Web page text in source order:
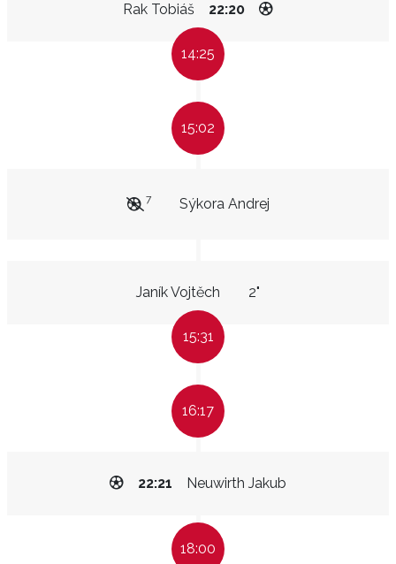
Rak Tobiáš 22:20
14:25
15:02
Sýkora Andrej
7
Janík Vojtěch 2"
15:31
16:17
Neuwirth Jakub
22:21
18:00